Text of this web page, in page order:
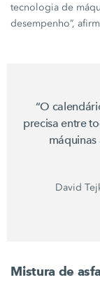
tecnologia de
desempenho”,
“O
precisa entre
David
Mistura de